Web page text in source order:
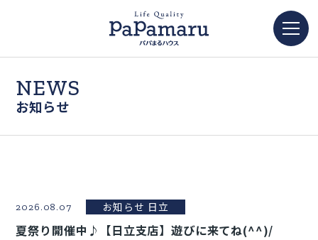
NEWS
お知らせ
2026.08.07 お知らせ 日立
夏祭り開催中♪【日立支店】遊びに来てね(^^)/